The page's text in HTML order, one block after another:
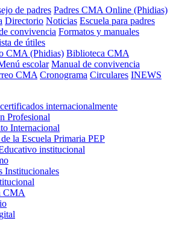
de padres Padres CMA Online (Phidias)
Directorio Noticias Escuela para padres
convivencia Formatos y manuales
de útiles
CMA (Phidias) Biblioteca CMA
escolar Manual de convivencia
CMA Cronograma Circulares INEWS
internacionalmente
Profesional
Internacional
la Escuela Primaria PEP
institucional
Institucionales
CMA